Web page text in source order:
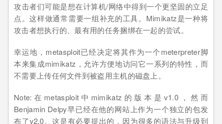
攻击者们可能是想在计算机/网络中得到一个更坚固的立足
点。这样做通常需要一组补充的工具。Mimikatz是一种将
攻击者想执行的、最有用的任务捆绑在一起的尝试。
幸运地，metasploit已经决定将其作为一个meterpreter脚
本来集成mimikatz，允许方便地访问它一系列的特性，而
不需要上传任何文件到被盗用主机的磁盘上。
Note:在metasploit中mimikatz的版本是v1.0，然而
Benjamin Delpy早已经在他的网站上作为一个独立的包发
布了v2.0。这是有必要提出的，因为很多的语法与升级到